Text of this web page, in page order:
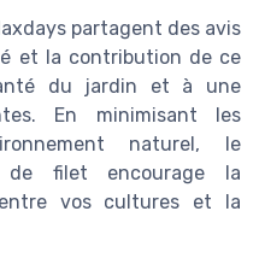
partagent des avis
et la contribution de ce
du jardin et à une
En minimisant les
naturel, le
filet encourage la
vos cultures et la